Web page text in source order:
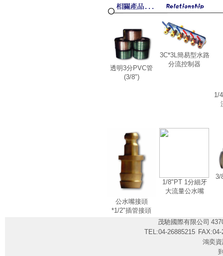
透明3分PVC管
(3/8")
3C*3L簡易型水路
分流控制器
1/
公水嘴接頭
*1/2"插管接頭
1/8"PT 1分細牙
大流量公水嘴
3/
茂馳國際有限公司
TEL:04-26885215
鴻奕